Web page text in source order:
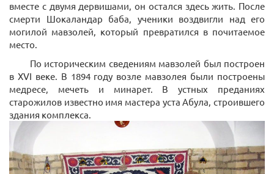
вместе с двумя дервишами, он остался здесь жить. После
смерти Шокаландар баба, ученики воздвигли над его
могилой мавзолей, который превратился в почитаемое
место.
По историческим сведениям мавзолей был построен
в ХVI веке. В 1894 году возле мавзолея были построены
медресе, мечеть и минарет. В устных преданиях
старожилов известно имя мастера уста Абула, строившего
здания комплекса.